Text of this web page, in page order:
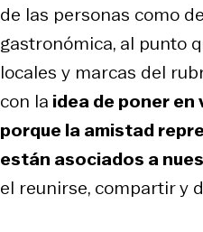
de las personas como
gastronómica, al punto
locales y marcas del
con la idea de poner
porque la amistad
están asociados a
el reunirse, compartir y